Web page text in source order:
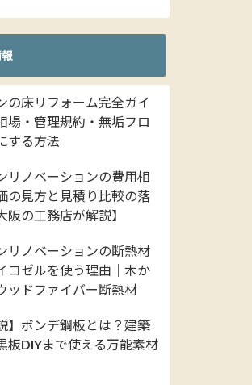
の床リフォーム完全ガイ
場・管理規約・無垢フロ
する方法
リノベーションの費用相
の見方と見積り比較の落
阪の工務店が解説】
リノベーションの断熱材
コゼルを使う理由｜木か
ッドファイバー断熱材
】ボンデ鋼板とは？建築
板DIYまで使える万能素材